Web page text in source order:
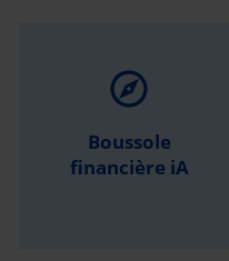
explore
Boussole
financière iA